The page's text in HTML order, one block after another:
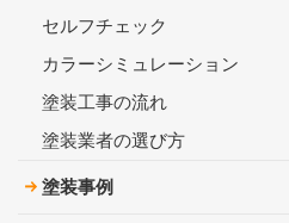
セルフチェック
カラーシミュレーション
塗装工事の流れ
塗装業者の選び方
塗装事例